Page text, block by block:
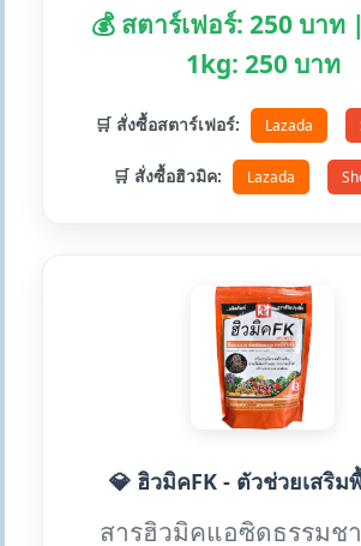
💰 สตาร์เฟอร์: 250 บา
1kg: 250 บาท
🛒 สั่งซื้อสตาร์เฟอร์: Lazada
🛒 สั่งซื้อฮิวมิค: Lazada
💎 ฮิวมิคFK - ตัวช่วยเสริม
สารฮิวมิคแอซิดธรรมช